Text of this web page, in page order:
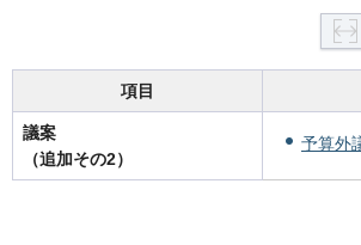
項目
議案
（追加その2）
予算外